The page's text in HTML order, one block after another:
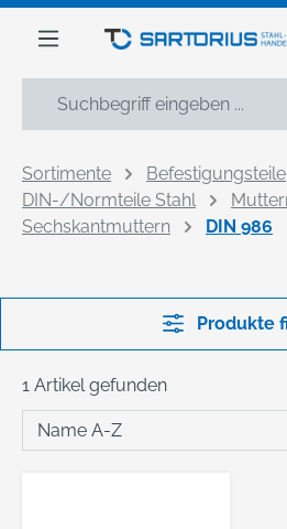
springen
Sortimente
Befestigungsteile
DIN-/Normteile Stahl
Sechskantmuttern
DIN 986
Produkte
1 Artikel gefunden